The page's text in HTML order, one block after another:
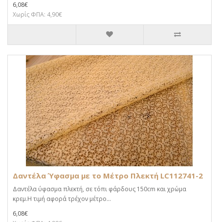
6,08€
Χωρίς ΦΠΑ: 4,90€
Δαντέλα Ύφασμα με το Μέτρο Πλεκτή LC112741-2
Δαντέλα ύφασμα πλεκτή, σε τόπι φάρδους 150cm και χρώμα
κρεμ.Η τιμή αφορά τρέχον μέτρο...
6,08€